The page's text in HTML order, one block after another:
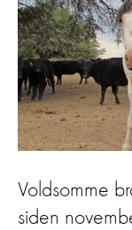
Voldsomme
siden